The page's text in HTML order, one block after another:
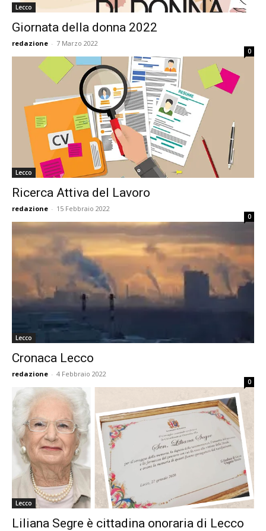
Lecco
Giornata della donna 2022
redazione - 7 Marzo 2022
0
Lecco
Ricerca Attiva del Lavoro
redazione - 15 Febbraio 2022
0
Lecco
Cronaca Lecco
redazione - 4 Febbraio 2022
0
Lecco
Liliana Segre è cittadina onoraria di Lecco